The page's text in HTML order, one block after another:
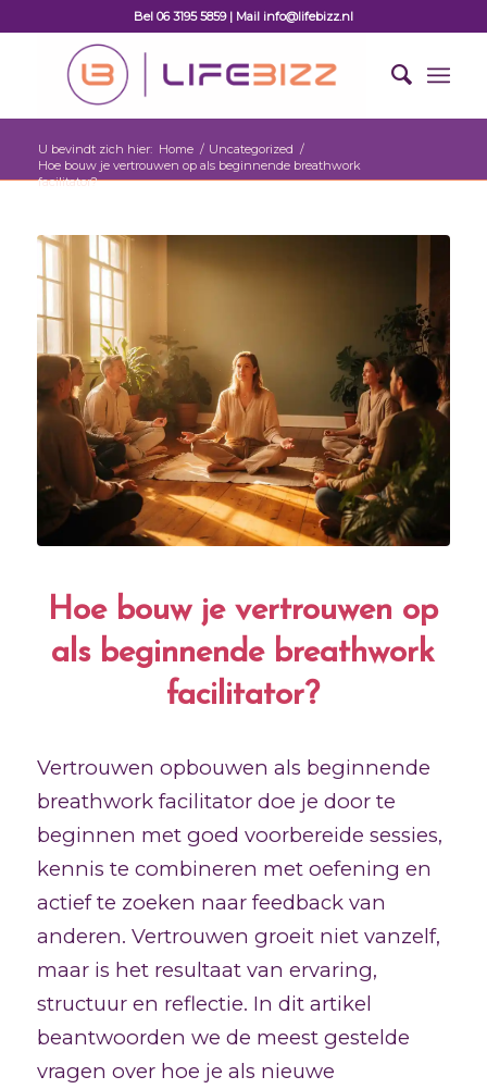
Bel 06 3195 5859 | Mail info@lifebizz.nl
U bevindt zich hier: Home / Uncategorized /
Hoe bouw je vertrouwen op als beginnende breathwork
facilitator?
Hoe bouw je vertrouwen op
als beginnende breathwork
facilitator?
Vertrouwen opbouwen als beginnende
breathwork facilitator doe je door te
beginnen met goed voorbereide sessies,
kennis te combineren met oefening en
actief te zoeken naar feedback van
anderen. Vertrouwen groeit niet vanzelf,
maar is het resultaat van ervaring,
structuur en reflectie. In dit artikel
beantwoorden we de meest gestelde
vragen over hoe je als nieuwe